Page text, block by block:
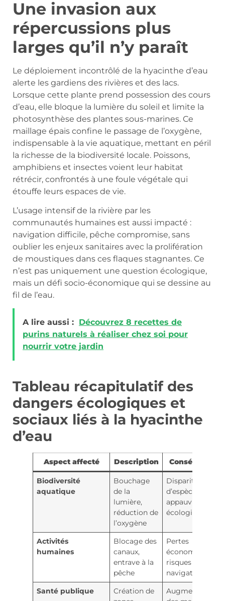
Une invasion aux
répercussions plus
larges qu’il n’y paraît
Le déploiement incontrôlé de la hyacinthe d’eau
alerte les gardiens des rivières et des lacs.
Lorsque cette plante prend possession des cours
d’eau, elle bloque la lumière du soleil et limite la
photosynthèse des plantes sous-marines. Ce
maillage épais confine le passage de l’oxygène,
indispensable à la vie aquatique, mettant en péril
la richesse de la biodiversité locale. Poissons,
amphibiens et insectes voient leur habitat
rétrécir, confrontés à une foule végétale qui
étouffe leurs espaces de vie.
L’usage intensif de la rivière par les
communautés humaines est aussi impacté :
navigation difficile, pêche compromise, sans
oublier les enjeux sanitaires avec la prolifération
de moustiques dans ces flaques stagnantes. Ce
n’est pas uniquement une question écologique,
mais un défi socio-économique qui se dessine au
fil de l’eau.
A lire aussi : Découvrez 8 recettes de
purins naturels à réaliser chez soi pour
nourrir votre jardin
Tableau récapitulatif des
dangers écologiques et
sociaux liés à la hyacinthe
d’eau
Aspect affecté Description Conséquences
Biodiversité
aquatique
Bouchage
de la
lumière,
réduction de
l’oxygène
Disparition
d’espèces,
écologique
Activités
humaines
Blocage des
canaux,
entrave à la
pêche
Pertes
économiques,
risques dans la
navigation
Santé publique
Création de
Augmentation